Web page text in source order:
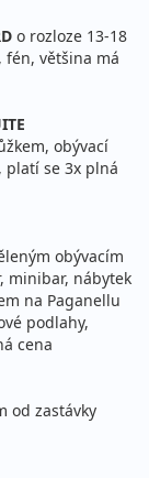
o rozloze 13-18
fén, většina má
obývací
platí se 3x plná
obývacím
minibar, nábytek
na Paganellu
podlahy,
cena
od zastávky